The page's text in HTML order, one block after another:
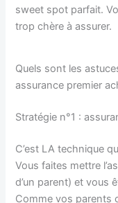
sweet spot parfait.
trop chère à assurer.
Quels sont les
assurance premier
Stratégie n°1 :
C’est LA technique
Vous faites mettre
d’un parent) et vous
Comme vos parents